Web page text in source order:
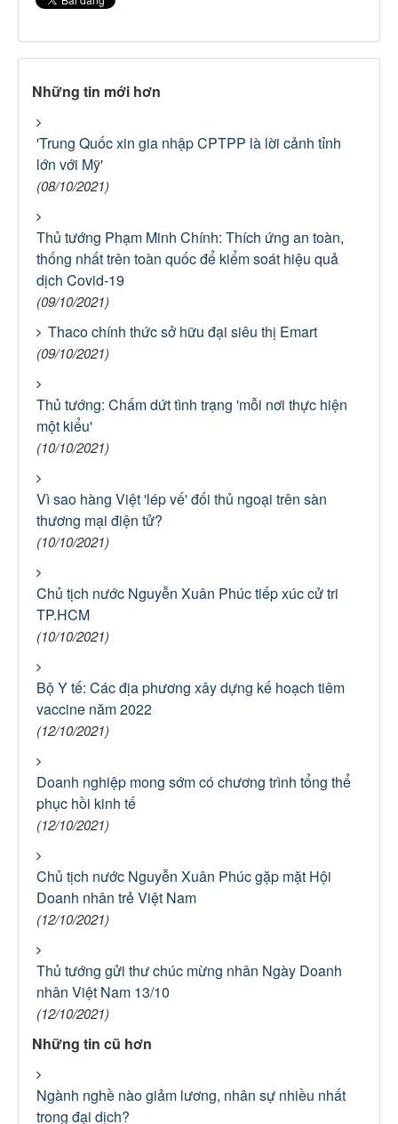
Những tin mới hơn
'Trung Quốc xin gia nhập CPTPP là lời cảnh tỉnh
lớn với Mỹ'
(08/10/2021)
Thủ tướng Phạm Minh Chính: Thích ứng an toàn,
thống nhất trên toàn quốc để kiểm soát hiệu quả
dịch Covid-19
(09/10/2021)
Thaco chính thức sở hữu đại siêu thị Emart
(09/10/2021)
Thủ tướng: Chấm dứt tình trạng 'mỗi nơi thực hiện
một kiểu'
(10/10/2021)
Vì sao hàng Việt 'lép vế' đối thủ ngoại trên sàn
thương mại điện tử?
(10/10/2021)
Chủ tịch nước Nguyễn Xuân Phúc tiếp xúc cử tri
TP.HCM
(10/10/2021)
Bộ Y tế: Các địa phương xây dựng kế hoạch tiêm
vaccine năm 2022
(12/10/2021)
Doanh nghiệp mong sớm có chương trình tổng thể
phục hồi kinh tế
(12/10/2021)
Chủ tịch nước Nguyễn Xuân Phúc gặp mặt Hội
Doanh nhân trẻ Việt Nam
(12/10/2021)
Thủ tướng gửi thư chúc mừng nhân Ngày Doanh
nhân Việt Nam 13/10
(12/10/2021)
Những tin cũ hơn
Ngành nghề nào giảm lương, nhân sự nhiều nhất
trong đại dịch?